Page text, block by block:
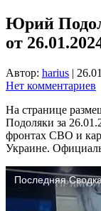
Юрий
от
Автор: harius |
Нет комментариев
На странице
Подоляки за
фронтах СВО и
Украине.